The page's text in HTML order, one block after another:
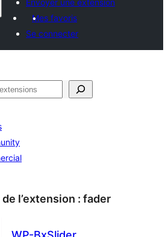
Envoyer une extension
Mes favoris
Se connecter
l’extension : fader